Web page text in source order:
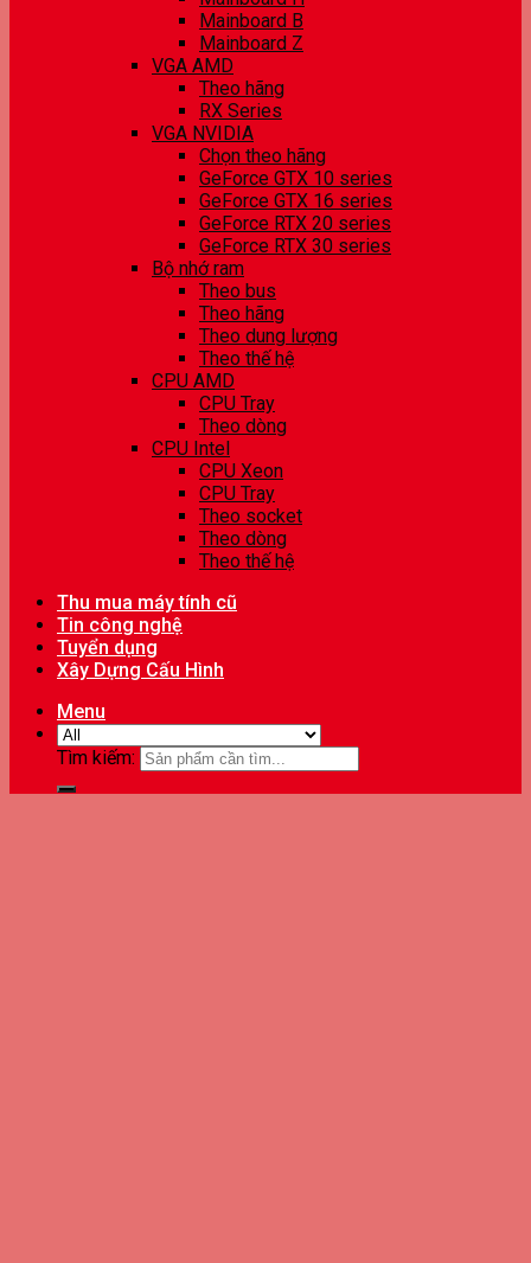
Mainboard B
Mainboard Z
VGA AMD
Theo hãng
RX Series
VGA NVIDIA
Chọn theo hãng
GeForce GTX 10 series
GeForce GTX 16 series
GeForce RTX 20 series
GeForce RTX 30 series
Bộ nhớ ram
Theo bus
Theo hãng
Theo dung lượng
Theo thế hệ
CPU AMD
CPU Tray
Theo dòng
CPU Intel
CPU Xeon
CPU Tray
Theo socket
Theo dòng
Theo thế hệ
Thu mua máy tính cũ
Tin công nghệ
Tuyển dụng
Xây Dựng Cấu Hình
Menu
Tìm kiếm: